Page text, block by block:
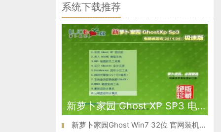
系统下载推荐
新萝卜家园 Ghost XP SP3 电脑城极速装机版 2014.08+
新萝卜家园Ghost Win7 32位 官网装机版 2021